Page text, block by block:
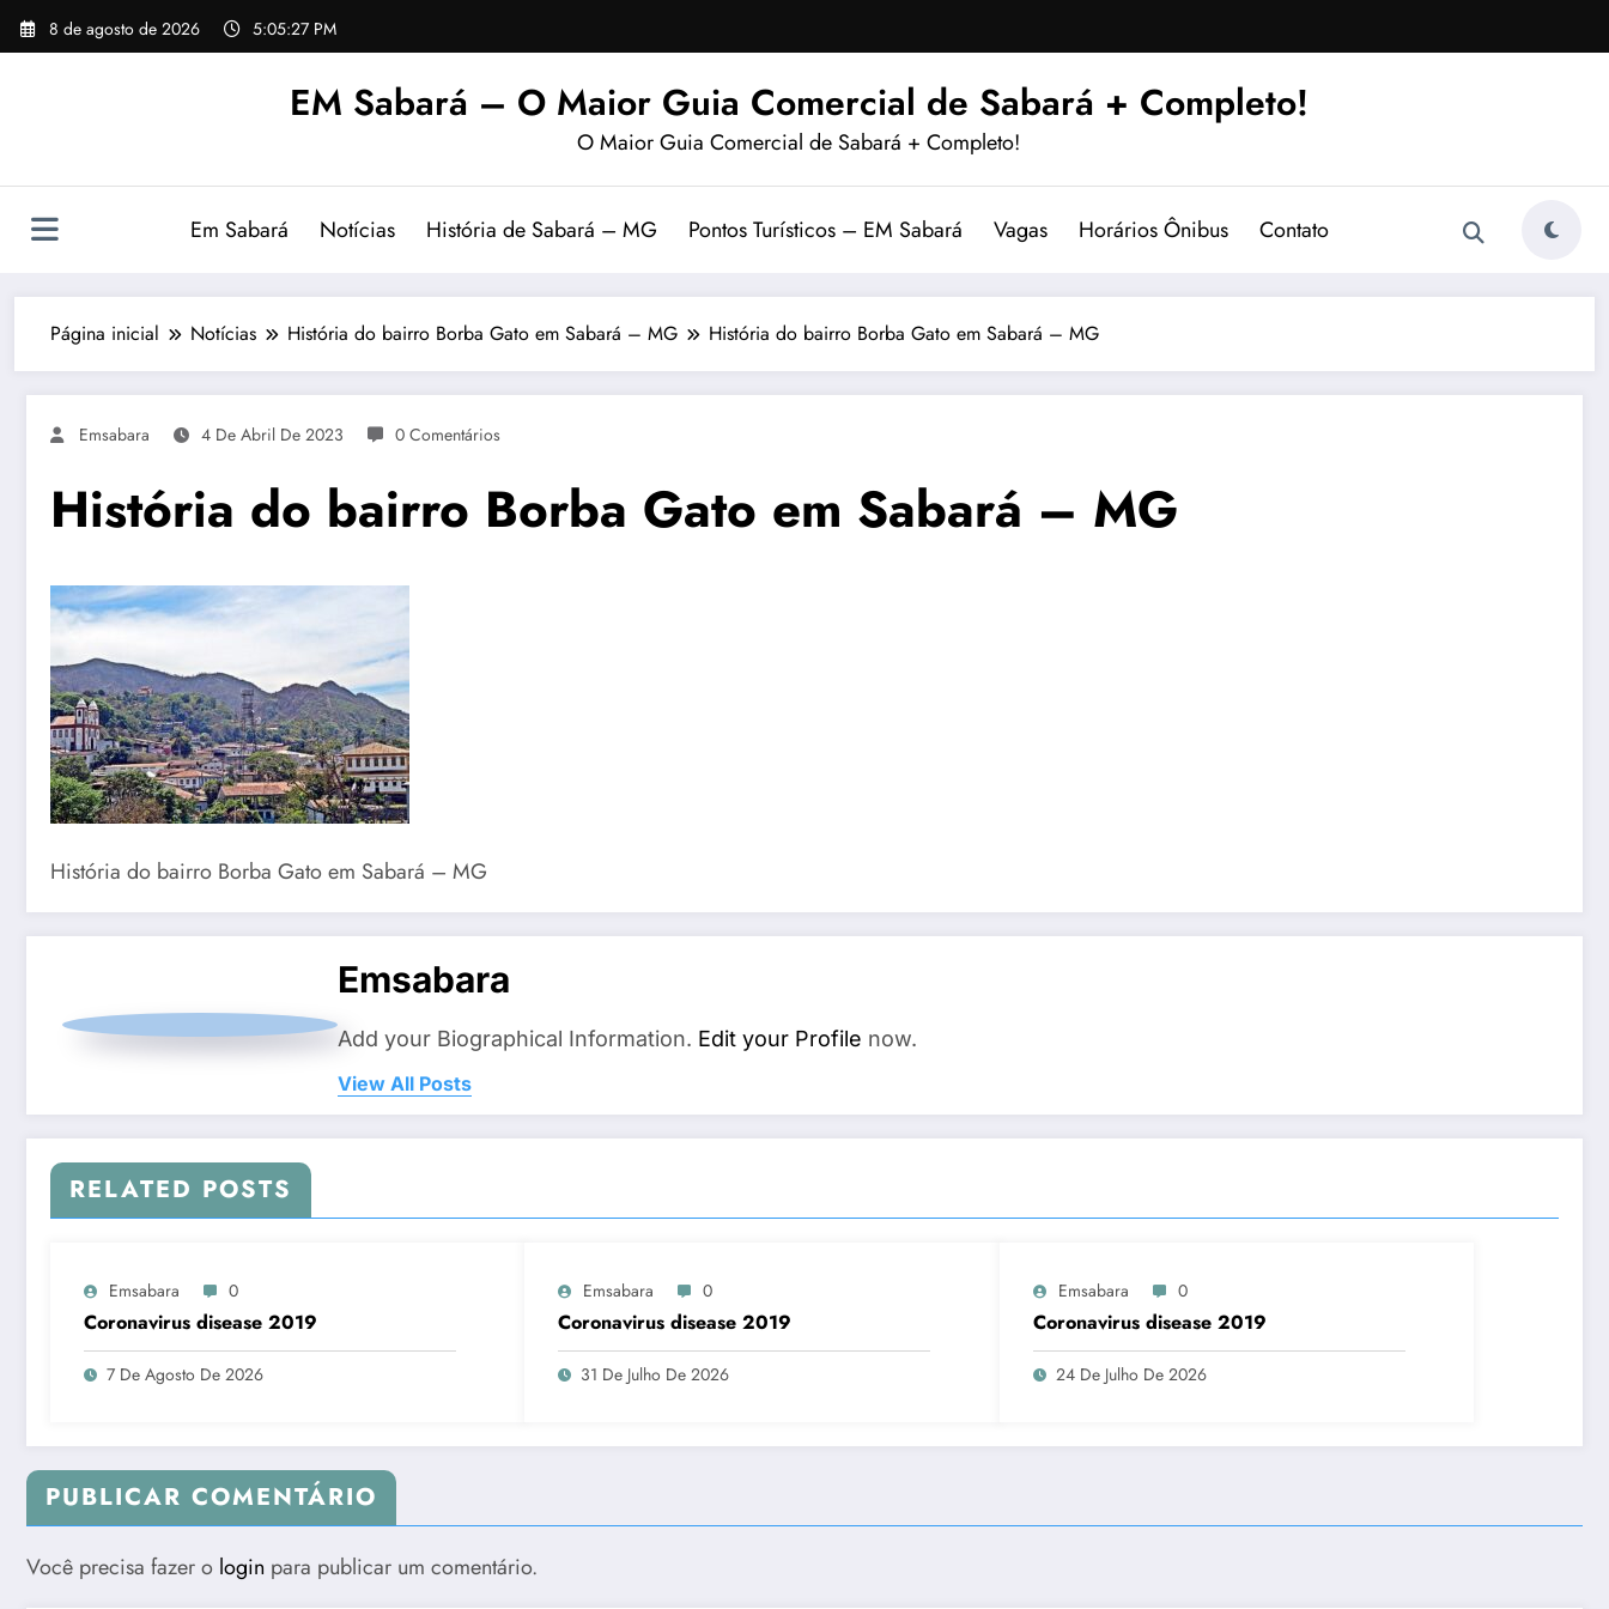
Pular
para
8 de agosto de 2026 5:05:27 PM
EM Sabará – O Maior Guia Comercial de Sabará + Completo!
O Maior Guia Comercial de Sabará + Completo!
Em Sabará Notícias História de Sabará – MG Pontos Turísticos – EM Sabará Vagas Horários Ônibus Contato
Página inicial Notícias História do bairro Borba Gato em Sabará – MG História do bairro Borba Gato em Sabará – MG
Emsabara 4 De Abril De 2023 0 Comentários
História do bairro Borba Gato em Sabará – MG
História do bairro Borba Gato em Sabará – MG
Emsabara
Add your Biographical Information. Edit your Profile now.
View All Posts
RELATED POSTS
Emsabara 0
Coronavirus disease 2019
7 De Agosto De 2026
Emsabara 0
Coronavirus disease 2019
31 De Julho De 2026
Emsabara 0
Coronavirus disease 2019
24 De Julho De 2026
PUBLICAR COMENTÁRIO
Você precisa fazer o login para publicar um comentário.